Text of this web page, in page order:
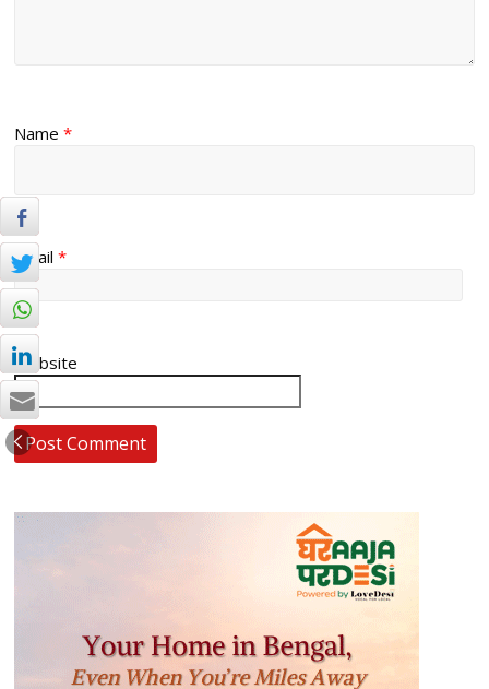
Name*
Email*
Website